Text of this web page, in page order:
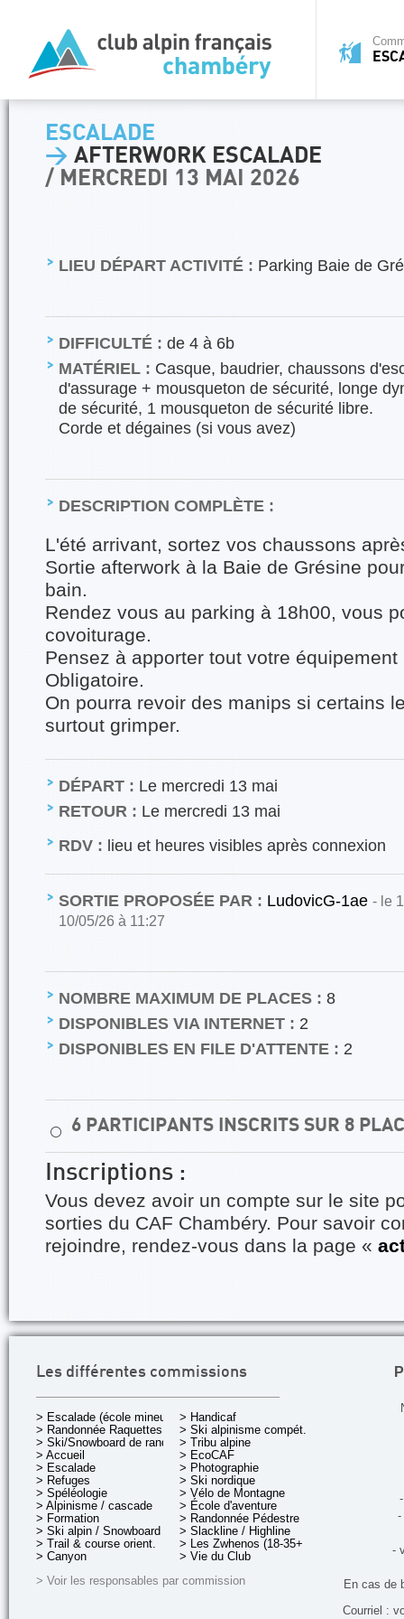
ESCALADE
> AFTERWORK ESCALADE
/ MERCREDI 13 MAI 2026
LIEU DÉPART ACTIVITÉ : Parking Baie de
DIFFICULTÉ : de 4 à 6b
MATÉRIEL : Casque, baudrier, chaussons
d'assurage + mousqueton de sécurité, longe
de sécurité, 1 mousqueton de sécurité libre.
Corde et dégaines (si vous avez)
DESCRIPTION COMPLÈTE :
L'été arrivant, sortez vos chaussons
Sortie afterwork à la Baie de Grésine
bain.
Rendez vous au parking à 18h00, vous
covoiturage.
Pensez à apporter tout votre
Obligatoire.
On pourra revoir des manips si certains
surtout grimper.
DÉPART : Le mercredi 13 mai
RETOUR : Le mercredi 13 mai
RDV : lieu et heures visibles après connexion
SORTIE PROPOSÉE PAR : LudovicG-1ae - le
10/05/26 à 11:27
NOMBRE MAXIMUM DE PLACES : 8
DISPONIBLES VIA INTERNET : 2
DISPONIBLES EN FILE D'ATTENTE : 2
⚪ 6 PARTICIPANTS INSCRITS SUR 8
Inscriptions :
Vous devez avoir un compte sur le site
sorties du CAF Chambéry. Pour savoir
rejoindre, rendez-vous dans la page «
Les différentes commissions
> Escalade (école mineurs)
> Randonnée Raquettes
> Ski/Snowboard de rando.
> Accueil
> Escalade
> Refuges
> Spéléologie
> Alpinisme / cascade
> Formation
> Ski alpin / Snowboard
> Trail & course orient.
> Canyon
> Handicaf
> Ski alpinisme compét.
> Tribu alpine
> EcoCAF
> Photographie
> Ski nordique
> Vélo de Montagne
> École d'aventure
> Randonnée Pédestre
> Slackline / Highline
> Les Zwhenos (18-35+ ans)
> Vie du Club
> Voir les responsables par commission
-
-
En cas de
Courriel :